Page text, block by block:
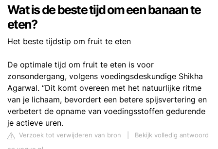
Wat is de beste tijd om een banaan te
eten?
Het beste tijdstip om fruit te eten
De optimale tijd om fruit te eten is voor
zonsondergang, volgens voedingsdeskundige Shikha
Agarwal. “Dit komt overeen met het natuurlijke ritme
van je lichaam, bevordert een betere spijsvertering en
verbetert de opname van voedingsstoffen gedurende
je actieve uren.
Verzoek tot verwijderen van bron
Bekijk volledig antwoord